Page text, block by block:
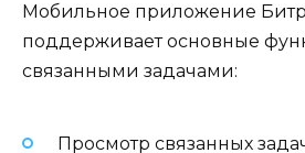
Мобильное приложение
поддерживает основные
связанными задачами:
Просмотр связанных